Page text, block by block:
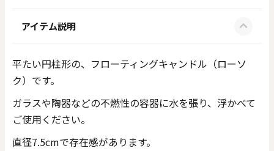
アイテム説明
平たい円柱形の、フローティングキャンドル（ローソ
ク）です。
ガラスや陶器などの不燃性の容器に水を張り、浮かべて
ご使用ください。
直径7.5cmで存在感があります。